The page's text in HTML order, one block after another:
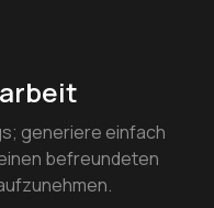
generiere einfach
befreundeten